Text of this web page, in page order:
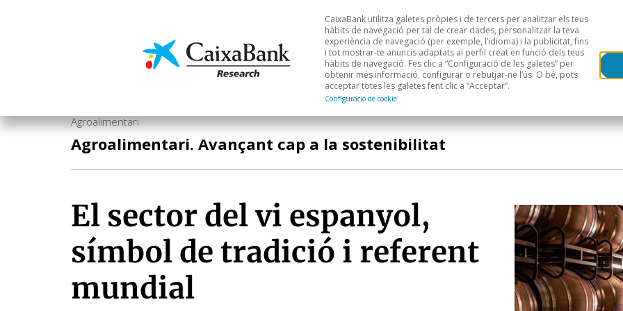
Economia i mercats Anàlisi sectorial Àrees geogràfiques
CaixaBank utilitza galetes pròpies i de tercers per analitzar els teus
hàbits de navegació per tal de crear dades, personalitzar la teva
experiència de navegació (per exemple, l’idioma) i la publicitat, fins
i tot mostrar-te anuncis adaptats al perfil creat en funció dels teus
hàbits de navegació. Fes clic a “Configuració de les galetes” per
obtenir més informació, configurar o rebutjar-ne l’ús. O bé, pots
acceptar totes les galetes fent clic a “Acceptar”.
Configuració de cookie
Agroalimentari
Agroalimentari. Avançant cap a la sostenibilitat
El sector del vi espanyol,
símbol de tradició i referent
mundial